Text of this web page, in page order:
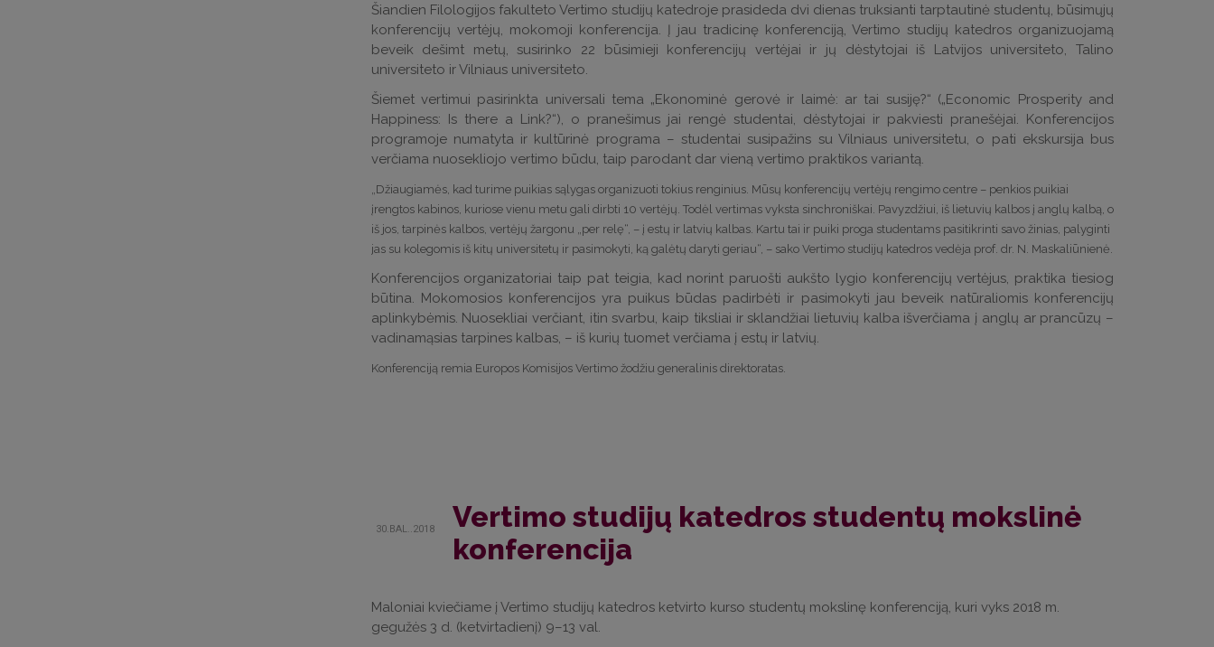
Šiandien Filologijos fakulteto Vertimo studijų katedroje prasideda dvi dienas truksianti tarptautinė studentų, būsimųjų
konferencijų vertėjų, mokomoji konferencija. Į jau tradicinę konferenciją, Vertimo studijų katedros organizuojamą
beveik dešimt metų, susirinko 22 būsimieji konferencijų vertėjai ir jų dėstytojai iš Latvijos universiteto, Talino
universiteto ir Vilniaus universiteto.
Šiemet vertimui pasirinkta universali tema „Ekonominė gerovė ir laimė: ar tai susiję?“ („Economic Prosperity and
Happiness: Is there a Link?“), o pranešimus jai rengė studentai, dėstytojai ir pakviesti pranešėjai. Konferencijos
programoje numatyta ir kultūrinė programa – studentai susipažins su Vilniaus universitetu, o pati ekskursija bus
verčiama nuosekliojo vertimo būdu, taip parodant dar vieną vertimo praktikos variantą.
Džiaugiamės, kad turime puikias sąlygas organizuoti tokius renginius. Mūsų konferencijų vertėjų rengimo centre – penkios puikiai
įrengtos kabinos, kuriose vienu metu gali dirbti 10 vertėjų. Todėl vertimas vyksta sinchroniškai. Pavyzdžiui, iš lietuvių kalbos į anglų kalbą, o
iš jos, tarpinės kalbos, vertėjų žargonu „per relę“, – į estų ir latvių kalbas. Kartu tai ir puiki proga studentams pasitikrinti savo žinias, palyginti
jas su kolegomis iš kitų universitetų ir pasimokyti, ką galėtų daryti geriau“, – sako Vertimo studijų katedros vedėja prof. dr. N. Maskaliūnienė.
Konferencijos organizatoriai taip pat teigia, kad norint paruošti aukšto lygio konferencijų vertėjus, praktika tiesiog
būtina. Mokomosios konferencijos yra puikus būdas padirbėti ir pasimokyti jau beveik natūraliomis konferencijų
aplinkybėmis. Nuosekliai verčiant, itin svarbu, kaip tiksliai ir sklandžiai lietuvių kalba išverčiama į anglų ar prancūzų –
vadinamąsias tarpines kalbas, – iš kurių tuomet verčiama į estų ir latvių.
Konferenciją remia Europos Komisijos Vertimo žodžiu generalinis direktoratas.
30.BAL..2018
Vertimo studijų katedros studentų mokslinė
konferencija
Maloniai kviečiame į Vertimo studijų katedros ketvirto kurso studentų mokslinę konferenciją, kuri vyks 2018 m.
gegužės 3 d. (ketvirtadienį) 9–13 val.